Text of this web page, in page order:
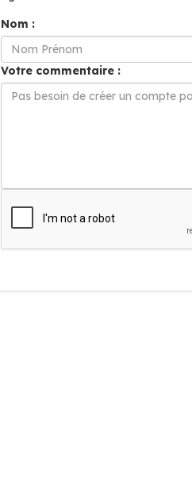
Nom :
Votre commentaire :